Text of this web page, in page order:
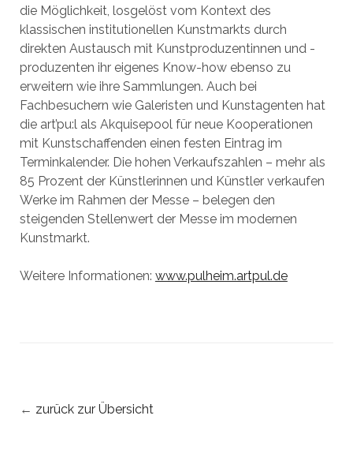
die Möglichkeit, losgelöst vom Kontext des
klassischen institutionellen Kunstmarkts durch
direkten Austausch mit Kunstproduzentinnen und -
produzenten ihr eigenes Know-how ebenso zu
erweitern wie ihre Sammlungen. Auch bei
Fachbesuchern wie Galeristen und Kunstagenten hat
die art’pu:l als Akquisepool für neue Kooperationen
mit Kunstschaffenden einen festen Eintrag im
Terminkalender. Die hohen Verkaufszahlen – mehr als
85 Prozent der Künstlerinnen und Künstler verkaufen
Werke im Rahmen der Messe – belegen den
steigenden Stellenwert der Messe im modernen
Kunstmarkt.
Weitere Informationen: www.pulheim.artpul.de
← zurück zur Übersicht